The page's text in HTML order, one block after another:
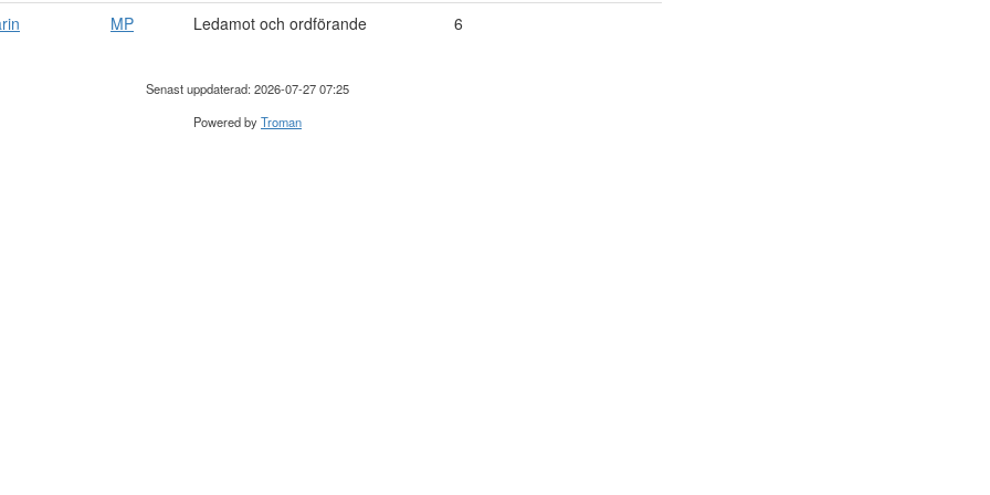
MP Ledamot och ordförande 6
Senast uppdaterad: 2026-07-27 07:25
Powered byTroman